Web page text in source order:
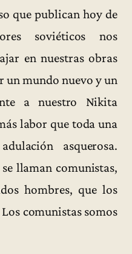
que publican hoy de
soviéticos nos
en nuestras obras
un mundo nuevo y un
a nuestro Nikita
labor que toda una
asquerosa.
llaman comunistas,
hombres, que los
comunistas somos